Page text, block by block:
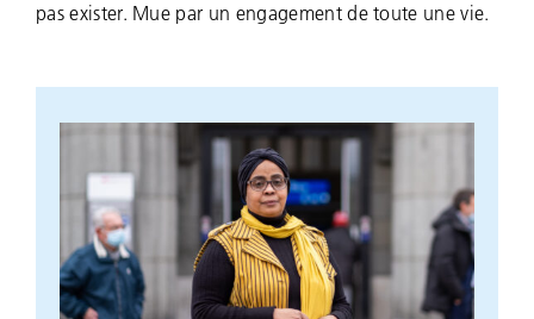
pas exister. Mue par un engagement de toute une vie.